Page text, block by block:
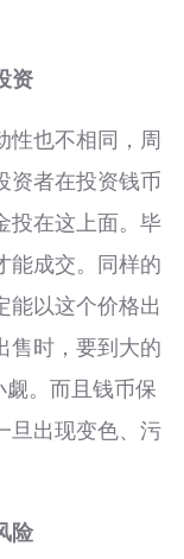
资
也不相同，周
资者在投资钱币
投在这上面。毕
能成交。同样的
能以这个价格出
售时，要到大的
觑。而且钱币保
旦出现变色、污
险